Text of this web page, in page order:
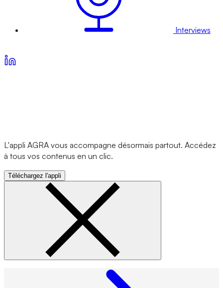
Interviews
L'appli AGRA vous accompagne désormais partout. Accédez
à tous vos contenus en un clic.
Téléchargez l'appli